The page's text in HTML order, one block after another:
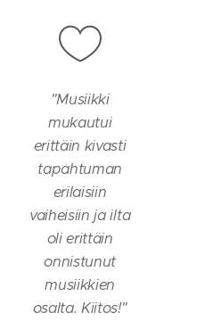
"Musiikki
mukautui
erittäin kivasti
tapahtuman
erilaisiin
vaiheisiin ja ilta
oli erittäin
onnistunut
musiikkien
osalta. Kiitos!"